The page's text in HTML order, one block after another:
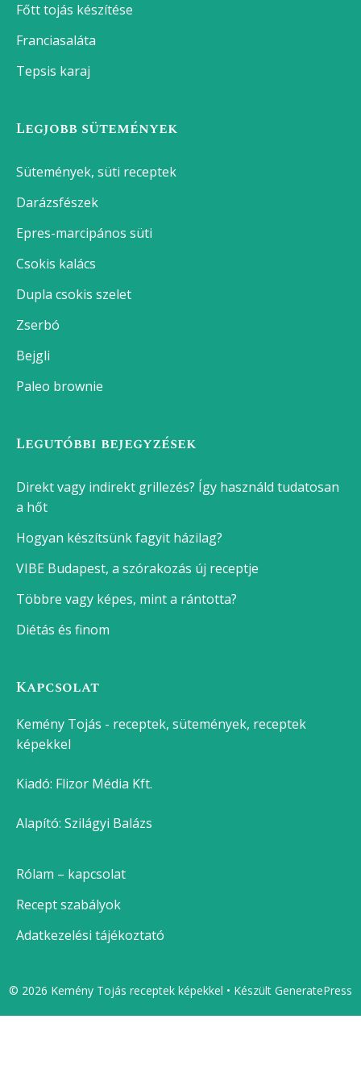
Főtt tojás készítése
Franciasaláta
Tepsis karaj
Legjobb sütemények
Sütemények, süti receptek
Darázsfészek
Epres-marcipános süti
Csokis kalács
Dupla csokis szelet
Zserbó
Bejgli
Paleo brownie
Legutóbbi bejegyzések
Direkt vagy indirekt grillezés? Így használd tudatosan
a hőt
Hogyan készítsünk fagyit házilag?
VIBE Budapest, a szórakozás új receptje
Többre vagy képes, mint a rántotta?
Diétás és finom
Kapcsolat
Kemény Tojás - receptek, sütemények, receptek
képekkel
Kiadó: Flizor Média Kft.
Alapító: Szilágyi Balázs
Rólam – kapcsolat
Recept szabályok
Adatkezelési tájékoztató
© 2026 Kemény Tojás receptek képekkel • Készült GeneratePress